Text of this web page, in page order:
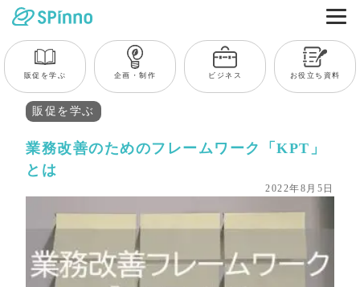
販促を学ぶ 企画・制作 ビジネス お役立ち資料
販促を学ぶ
業務改善のためのフレームワーク「KPT」
とは
2022年8月5日